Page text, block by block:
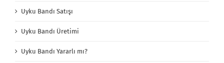
Uyku Bandı Satışı
Uyku Bandı Üretimi
Uyku Bandı Yararlı mı?